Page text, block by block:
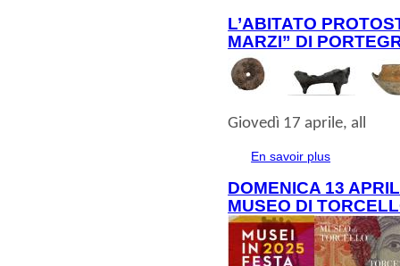
L’ABITATO
MARZI” DI
Giovedì 17 aprile, all
En savoir plus
DOMENICA 13
MUSEO DI